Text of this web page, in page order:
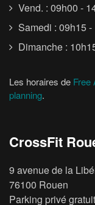
Vend. : 09h00 -
Samedi : 09h15
Dimanche :
Les horaires de Free
planning.
CrossFit
9 avenue de la
76100 Rouen
Parking privé